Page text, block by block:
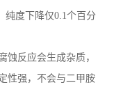
纯度下降仅0.1个百分
蚀反应会生成杂质，
性强，不会与二甲胺